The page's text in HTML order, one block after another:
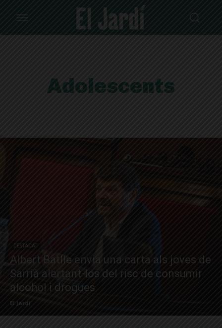
Adolescents
DESTACAT
Albert Batlle envia una carta als joves de
Sarrià alertant-los del risc de consumir
alcohol i drogues
El Jardí